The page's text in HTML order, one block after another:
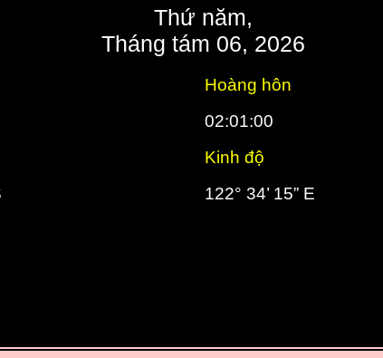
Thứ năm,
Tháng tám 06, 2026
Hoàng hôn
02:01:00
Kinh độ
122° 34’ 15” E